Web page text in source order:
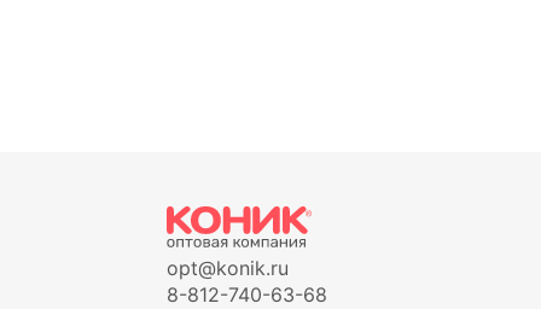
opt@konik.ru
8-812-740-63-68